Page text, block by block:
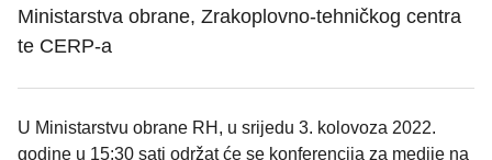
Ministarstva obrane, Zrakoplovno-tehničkog centra
te CERP-a
U Ministarstvu obrane RH, u srijedu 3. kolovoza 2022.
godine u 15:30 sati održat će se konferencija za medije na